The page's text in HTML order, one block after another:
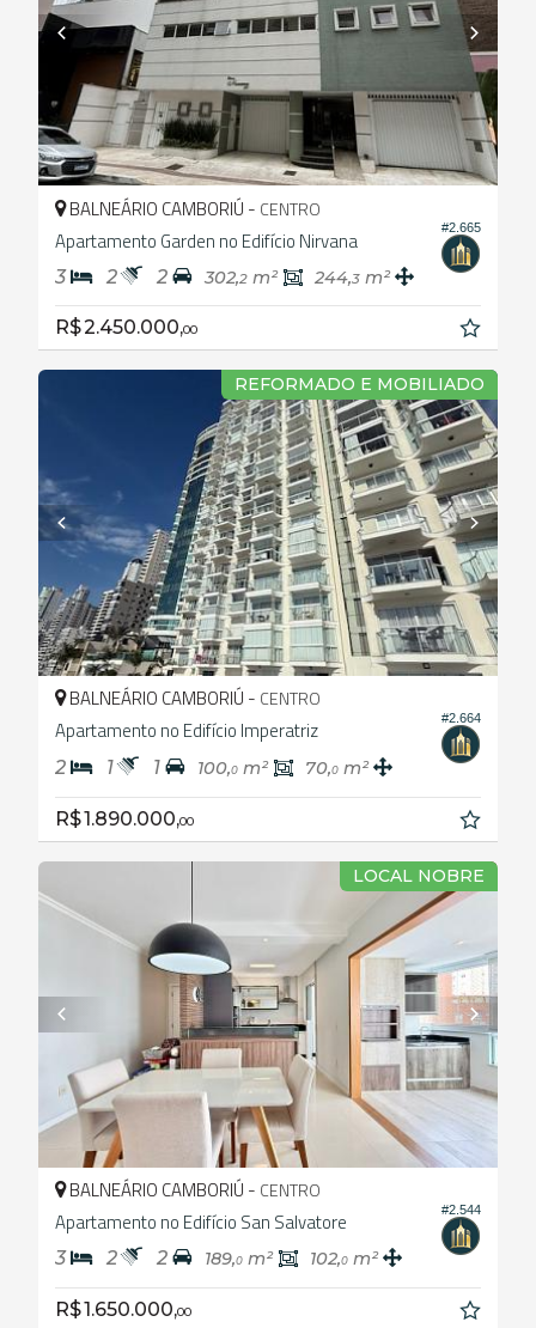
#2.665
BALNEÁRIO CAMBORIÚ - CENTRO
Apartamento Garden no Edifício Nirvana
3 2 2 302,2 m² 244,3 m²
R$ 2.450.000,00
REFORMADO E MOBILIADO
#2.664
BALNEÁRIO CAMBORIÚ - CENTRO
Apartamento no Edifício Imperatriz
2 1 1 100,0 m² 70,0 m²
R$ 1.890.000,00
LOCAL NOBRE
#2.544
BALNEÁRIO CAMBORIÚ - CENTRO
Apartamento no Edifício San Salvatore
3 2 2 189,0 m² 102,0 m²
R$ 1.650.000,00